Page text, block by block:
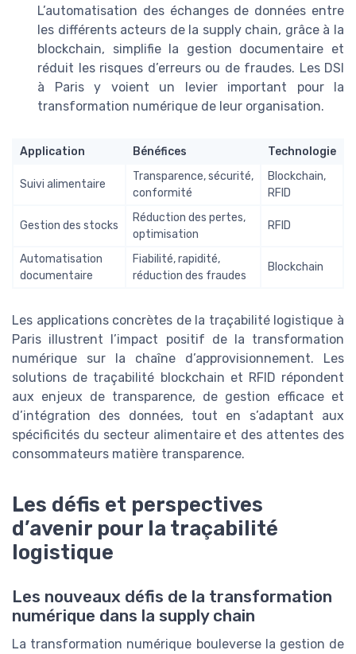
L’automatisation des échanges de données entre
les différents acteurs de la supply chain, grâce à la
blockchain, simplifie la gestion documentaire et
réduit les risques d’erreurs ou de fraudes. Les DSI
à Paris y voient un levier important pour la
transformation numérique de leur organisation.
Application Bénéfices Technologie
Suivi alimentaire
Transparence, sécurité,
conformité
Blockchain,
RFID
Gestion des stocks
Réduction des pertes,
optimisation
RFID
Automatisation
documentaire
Fiabilité, rapidité,
réduction des fraudes
Blockchain
Les applications concrètes de la traçabilité logistique à
Paris illustrent l’impact positif de la transformation
numérique sur la chaîne d’approvisionnement. Les
solutions de traçabilité blockchain et RFID répondent
aux enjeux de transparence, de gestion efficace et
d’intégration des données, tout en s’adaptant aux
spécificités du secteur alimentaire et des attentes des
consommateurs matière transparence.
Les défis et perspectives
d’avenir pour la traçabilité
logistique
Les nouveaux défis de la transformation
numérique dans la supply chain
La transformation numérique bouleverse la gestion de